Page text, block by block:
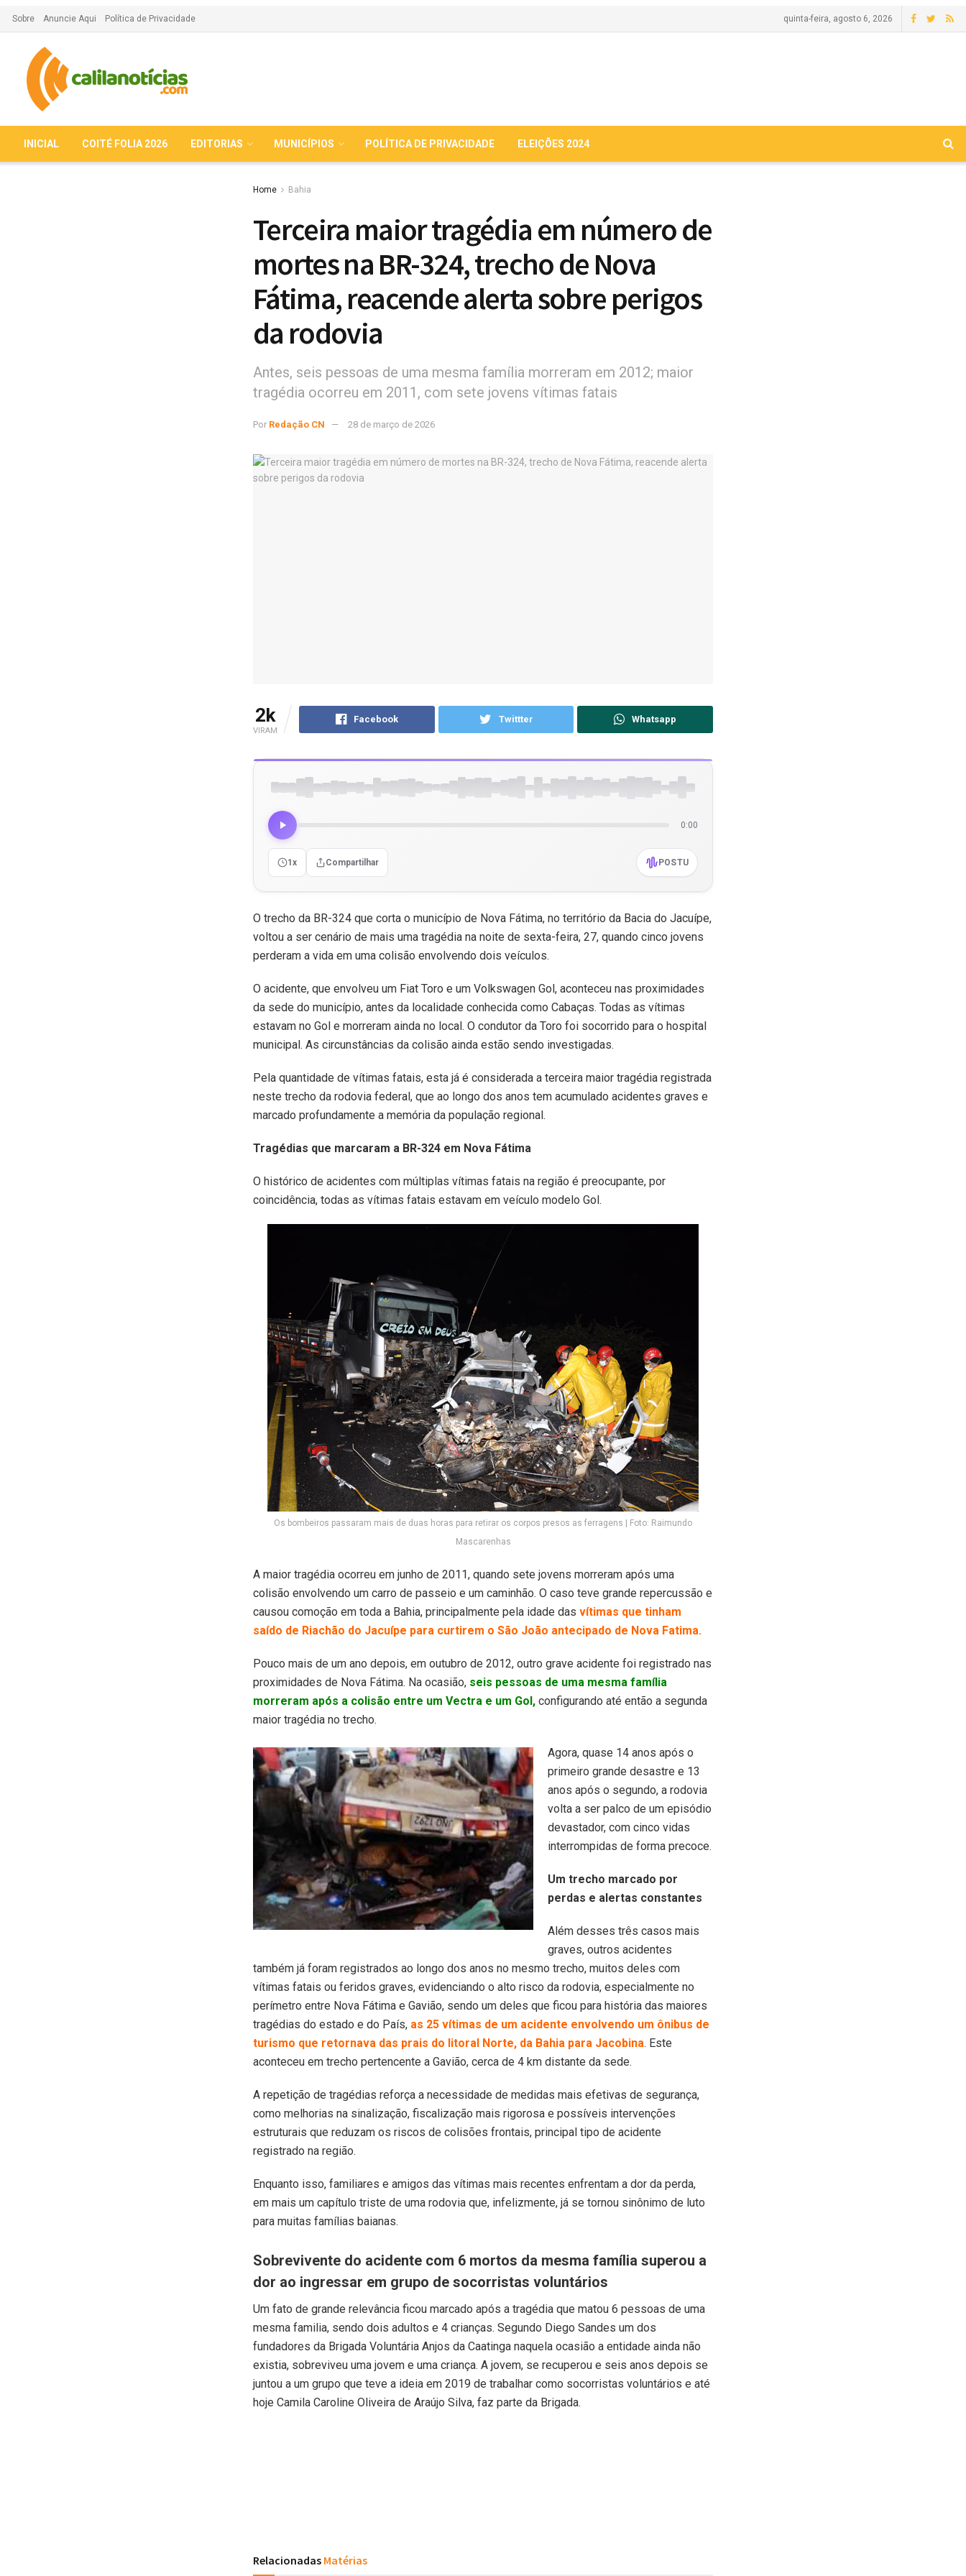
Sobre Anuncie Aqui Política de Privacidade quinta-feira, agosto 6, 2026
INICIAL COITÉ FOLIA 2026 EDITORIAS MUNICÍPIOS POLÍTICA DE PRIVACIDADE ELEIÇÕES 2024
Home Bahia
Terceira maior tragédia em número de
mortes na BR-324, trecho de Nova
Fátima, reacende alerta sobre perigos
da rodovia
Antes, seis pessoas de uma mesma família morreram em 2012; maior
tragédia ocorreu em 2011, com sete jovens vítimas fatais
Por Redação CN 28 de março de 2026
2k
VIRAM
Facebook Twittter Whatsapp
0:00
1x Compartilhar POSTU
O trecho da BR-324 que corta o município de Nova Fátima, no território da Bacia do Jacuípe,
voltou a ser cenário de mais uma tragédia na noite de sexta-feira, 27, quando cinco jovens
perderam a vida em uma colisão envolvendo dois veículos.
O acidente, que envolveu um Fiat Toro e um Volkswagen Gol, aconteceu nas proximidades
da sede do município, antes da localidade conhecida como Cabaças. Todas as vítimas
estavam no Gol e morreram ainda no local. O condutor da Toro foi socorrido para o hospital
municipal. As circunstâncias da colisão ainda estão sendo investigadas.
Pela quantidade de vítimas fatais, esta já é considerada a terceira maior tragédia registrada
neste trecho da rodovia federal, que ao longo dos anos tem acumulado acidentes graves e
marcado profundamente a memória da população regional.
Tragédias que marcaram a BR-324 em Nova Fátima
O histórico de acidentes com múltiplas vítimas fatais na região é preocupante, por
coincidência, todas as vítimas fatais estavam em veículo modelo Gol.
Os bombeiros passaram mais de duas horas para retirar os corpos presos as ferragens | Foto: Raimundo
Mascarenhas
A maior tragédia ocorreu em junho de 2011, quando sete jovens morreram após uma
colisão envolvendo um carro de passeio e um caminhão. O caso teve grande repercussão e
causou comoção em toda a Bahia, principalmente pela idade das vítimas que tinham
saído de Riachão do Jacuípe para curtirem o São João antecipado de Nova Fatima.
Pouco mais de um ano depois, em outubro de 2012, outro grave acidente foi registrado nas
proximidades de Nova Fátima. Na ocasião, seis pessoas de uma mesma família
morreram após a colisão entre um Vectra e um Gol, configurando até então a segunda
maior tragédia no trecho.
Agora, quase 14 anos após o
primeiro grande desastre e 13
anos após o segundo, a rodovia
volta a ser palco de um episódio
devastador, com cinco vidas
interrompidas de forma precoce.
Um trecho marcado por
perdas e alertas constantes
Além desses três casos mais
graves, outros acidentes
também já foram registrados ao longo dos anos no mesmo trecho, muitos deles com
vítimas fatais ou feridos graves, evidenciando o alto risco da rodovia, especialmente no
perímetro entre Nova Fátima e Gavião, sendo um deles que ficou para história das maiores
tragédias do estado e do País, as 25 vítimas de um acidente envolvendo um ônibus de
turismo que retornava das prais do litoral Norte, da Bahia para Jacobina. Este
aconteceu em trecho pertencente a Gavião, cerca de 4 km distante da sede.
A repetição de tragédias reforça a necessidade de medidas mais efetivas de segurança,
como melhorias na sinalização, fiscalização mais rigorosa e possíveis intervenções
estruturais que reduzam os riscos de colisões frontais, principal tipo de acidente
registrado na região.
Enquanto isso, familiares e amigos das vítimas mais recentes enfrentam a dor da perda,
em mais um capítulo triste de uma rodovia que, infelizmente, já se tornou sinônimo de luto
para muitas famílias baianas.
Sobrevivente do acidente com 6 mortos da mesma família superou a
dor ao ingressar em grupo de socorristas voluntários
Um fato de grande relevância ficou marcado após a tragédia que matou 6 pessoas de uma
mesma familia, sendo dois adultos e 4 crianças. Segundo Diego Sandes um dos
fundadores da Brigada Voluntária Anjos da Caatinga naquela ocasião a entidade ainda não
existia, sobreviveu uma jovem e uma criança. A jovem, se recuperou e seis anos depois se
juntou a um grupo que teve a ideia em 2019 de trabalhar como socorristas voluntários e até
hoje Camila Caroline Oliveira de Araújo Silva, faz parte da Brigada.
Relacionadas Matérias